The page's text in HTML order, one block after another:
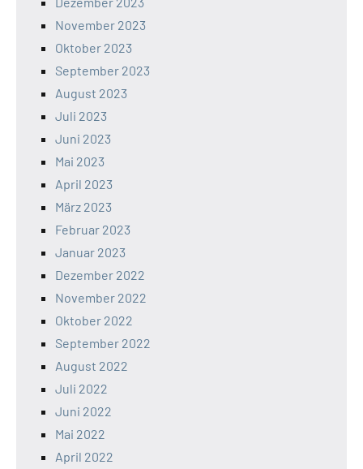
November 2023
Oktober 2023
September 2023
August 2023
Juli 2023
Juni 2023
Mai 2023
April 2023
März 2023
Februar 2023
Januar 2023
Dezember 2022
November 2022
Oktober 2022
September 2022
August 2022
Juli 2022
Juni 2022
Mai 2022
April 2022